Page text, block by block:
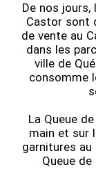
De nos jours,
Castor sont
de vente au
dans les
ville de
consomme
La Queue
main et sur
garnitures au
Queue